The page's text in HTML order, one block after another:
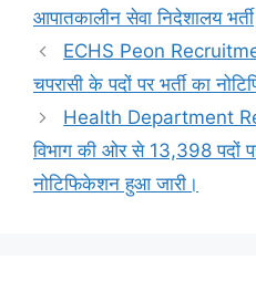
आपातकालीन सेवा निदेशालय भर्ती
ECHS Peon
चपरासी के पदों पर भर्ती का
Health Department
विभाग की ओर से 13,398 पदों
नोटिफिकेशन हुआ जारी।